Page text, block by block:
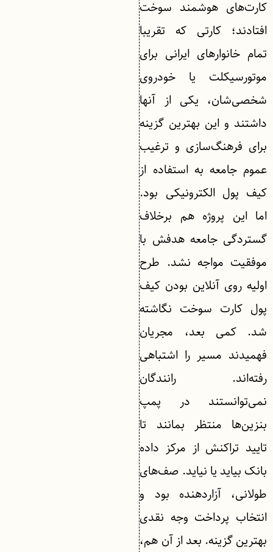
کارت‌های هوشمند سوخت
افتادند؛ کارتی که تقریبا
تمام خانوارهای ایرانی برای
موتورسیکلت یا خودروی
شخصی‌شان، یکی از آنها
داشتند و این بهترین گزینه
برای فرهنگ‌سازی و ترغیب
عموم جامعه به استفاده از
کیف پول الکترونیکی بود.
اما این پروژه هم برخلاف
گستردگی جامعه هدفش با
موفقیت مواجه نشد. طرح
اولیه روی آنلاین بودن کیف
پول کارت سوخت نگاشته
شد. کمی بعد، مجریان
فهمیدند مسیر را اشتباهی
رفته‌اند. رانندگان
نمی‌توانستند در پمپ
بنزین‌ها منتظر بمانند تا
تایید تراکنش از مرکز داده
بانک بیاید یا نیاید. صف‌های
طولانی، آزاردهنده بود و
انتخاب پرداخت وجه نقدی
بهترین گزینه. بعد از آن هم،